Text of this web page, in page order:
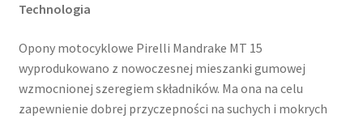
Technologia
Opony motocyklowe Pirelli Mandrake MT 15
wyprodukowano z nowoczesnej mieszanki gumowej
wzmocnionej szeregiem składników. Ma ona na celu
zapewnienie dobrej przyczepności na suchych i mokrych